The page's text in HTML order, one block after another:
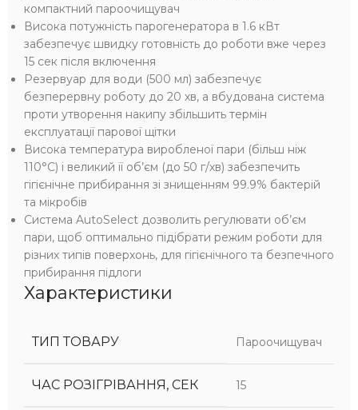
компактний пароочищувач
Висока потужність парогенератора в 1.6 кВт
забезпечує швидку готовність до роботи вже через
15 сек після включення
Резервуар для води (500 мл) забезпечує
безперервну роботу до 20 хв, а вбудована система
проти утворення накипу збільшить термін
експлуатації парової щітки
Висока температура виробленої пари (більш ніж
110°С) і великий її об’єм (до 50 г/хв) забезпечить
гігієнічне прибирання зі знищенням 99.9% бактерій
та мікробів
Система AutoSelect дозволить регулювати об’єм
пари, щоб оптимально підібрати режим роботи для
різних типів поверхонь, для гігієнічного та безпечного
прибирання підлоги
Характеристики
ТИП ТОВАРУ Пароочищувач
ЧАС РОЗІГРІВАННЯ, СЕК 15